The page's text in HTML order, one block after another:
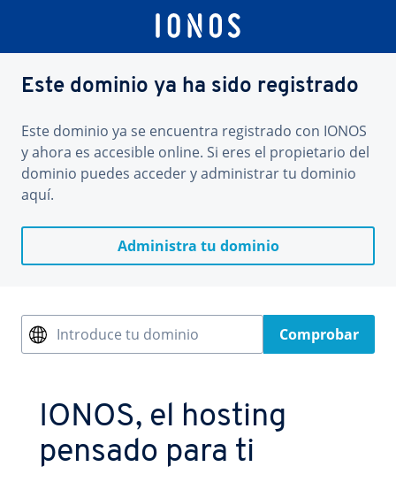
Este dominio ya ha sido registrado
Este dominio ya se encuentra registrado con IONOS
y ahora es accesible online. Si eres el propietario del
dominio puedes acceder y administrar tu dominio
aquí.
Administra tu dominio
Introduce tu dominio Comprobar
IONOS, el hosting
pensado para ti